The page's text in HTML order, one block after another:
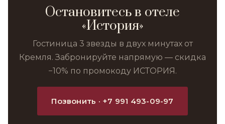
Остановитесь в отеле
«История»
Гостиница 3 звезды в двух минутах от
Кремля. Забронируйте напрямую — скидка
−10% по промокоду ИСТОРИЯ.
Позвонить · +7 991 493-09-97